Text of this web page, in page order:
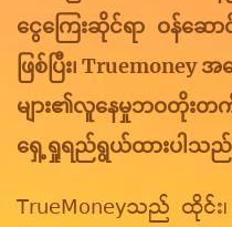
ငွေကြေးဆိုင်ရာ ဝန်ဆေ
ဖြစ်ပြီး၊
များ၏လူနေမှုဘဝတိုး
ရှေ့ရှုရည်ရွယ်ထားပါသည်
TrueMoneyသည် ထိုင်း၊